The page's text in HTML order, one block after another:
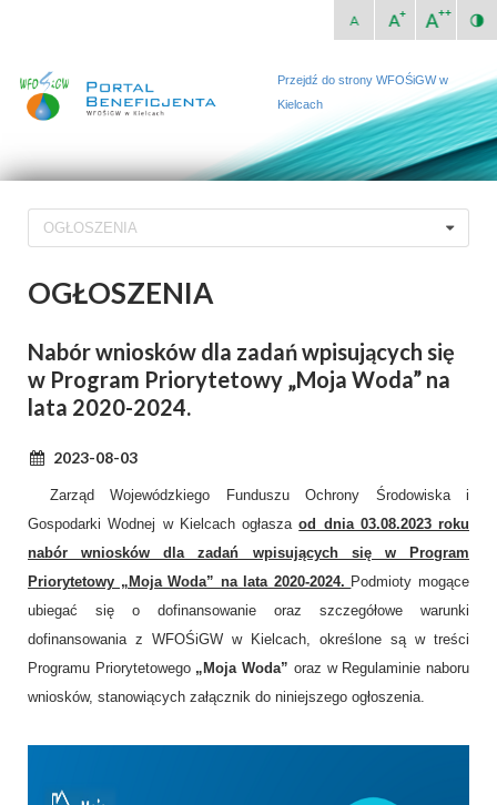
Przejdź do strony WFOŚiGW w
Kielcach
OGŁOSZENIA
OGŁOSZENIA
Nabór wniosków dla zadań wpisujących się
w Program Priorytetowy „Moja Woda” na
lata 2020-2024.
2023-08-03
Zarząd Wojewódzkiego Funduszu Ochrony Środowiska i
Gospodarki Wodnej w Kielcach ogłaszaod dnia 03.08.2023 roku
nabór wniosków dla zadań wpisujących się w Program
Priorytetowy „Moja Woda” na lata 2020-2024. Podmioty mogące
ubiegać się o dofinansowanie oraz szczegółowe warunki
dofinansowania z WFOŚiGW w Kielcach, określone są w treści
Programu Priorytetowego „Moja Woda” oraz w Regulaminie naboru
wniosków, stanowiących załącznik do niniejszego ogłoszenia.